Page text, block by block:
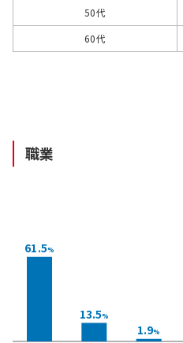
50代
60代
職業
61.5%
13.5%
1.9%